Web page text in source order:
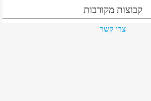
קבוצות מקורבות
צרו קשר